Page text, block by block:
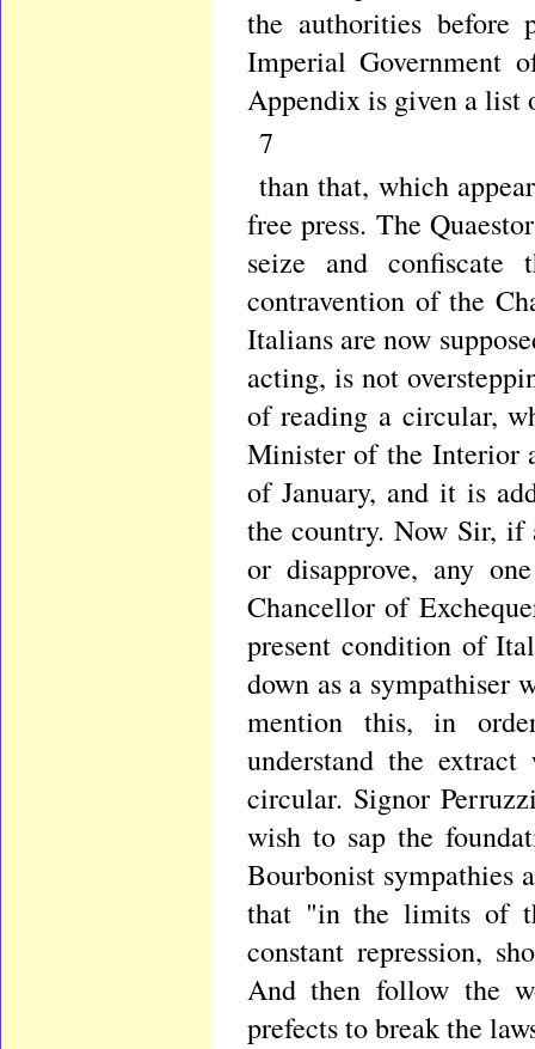
the authorities before
Imperial Government
Appendix is given a list
7
than that, which
free press. The
seize and
contravention of the
Italians are now
acting, is not
of reading a circular,
Minister of the Interior
of January, and it is
the country. Now Sir, if
or disapprove, any
Chancellor of
present condition of
down as a sympathiser
mention this, in
understand the
circular. Signor
wish to sap the
Bourbonist sympathies
that "in the limits of
constant repression,
And then follow the
prefects to break the